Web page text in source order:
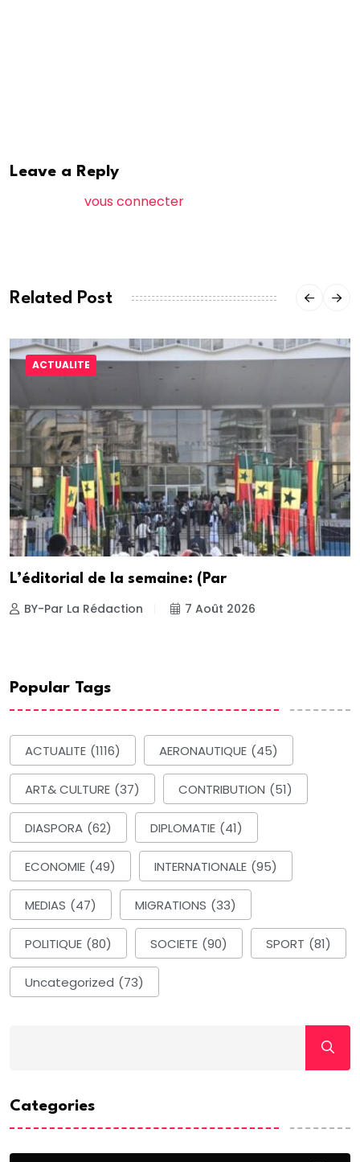
Leave a Reply
vous connecter
Related Post
ACTUALITE
L’éditorial de la semaine: (Par
BY-Par La Rédaction 7 Août 2026
Popular Tags
ACTUALITE (1116) AERONAUTIQUE (45)
ART& CULTURE (37) CONTRIBUTION (51)
DIASPORA (62) DIPLOMATIE (41)
ECONOMIE (49) INTERNATIONALE (95)
MEDIAS (47) MIGRATIONS (33)
POLITIQUE (80) SOCIETE (90) SPORT (81)
Uncategorized (73)
Categories